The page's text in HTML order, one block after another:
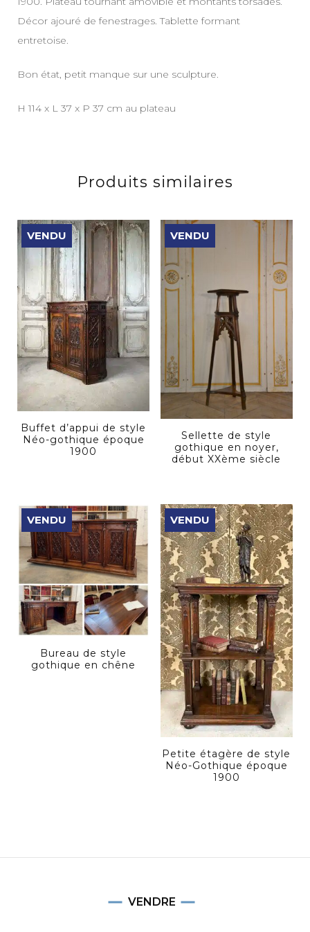
Décor ajouré de fenestrages. Tablette formant
entretoise.
Bon état, petit manque sur une sculpture.
H 114 x L 37 x P 37 cm au plateau
Produits similaires
VENDU
Buffet d’appui de style
Néo-gothique époque
1900
VENDU
Sellette de style
gothique en noyer,
début XXème siècle
VENDU
Bureau de style
gothique en chêne
VENDU
Petite étagère de style
Néo-Gothique époque
1900
VENDRE